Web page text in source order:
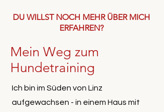
DU WILLST NOCH MEHR ÜBER MICH
ERFAHREN?
Mein Weg zum
Hundetraining
Ich bin im Süden von Linz
aufgewachsen - in einem Haus mit